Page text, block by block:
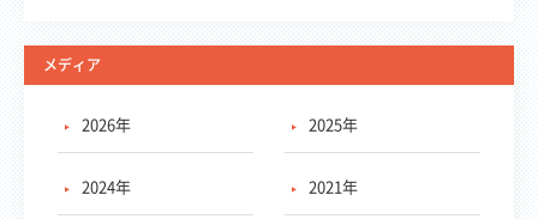
メディア
2026年 2025年
2024年 2021年